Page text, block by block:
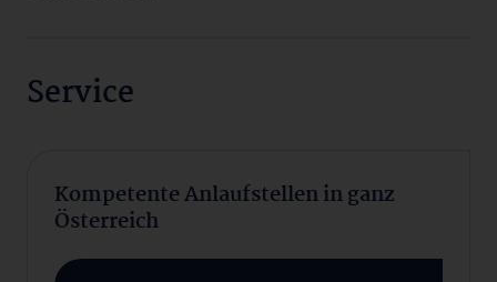
Service
Kompetente Anlaufstellen in ganz
Österreich